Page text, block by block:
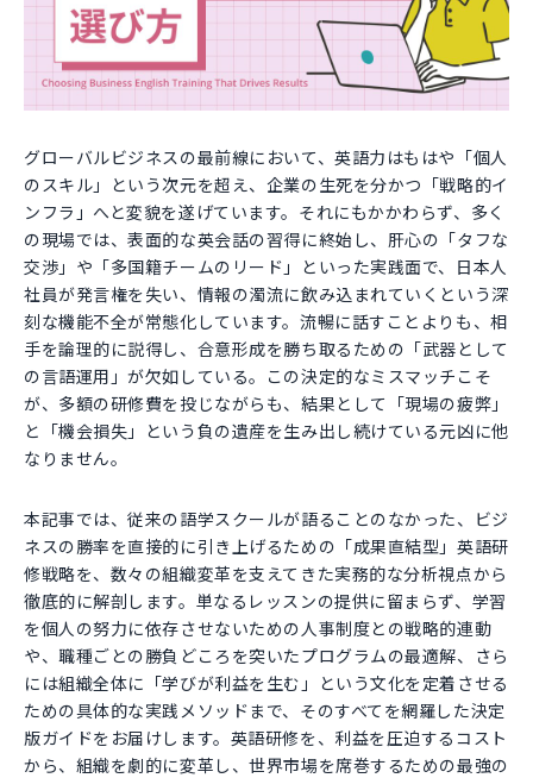
グローバルビジネスの最前線において、英語力はもはや「個人
のスキル」という次元を超え、企業の生死を分かつ「戦略的イ
ンフラ」へと変貌を遂げています。それにもかかわらず、多く
の現場では、表面的な英会話の習得に終始し、肝心の「タフな
交渉」や「多国籍チームのリード」といった実践面で、日本人
社員が発言権を失い、情報の濁流に飲み込まれていくという深
刻な機能不全が常態化しています。流暢に話すことよりも、相
手を論理的に説得し、合意形成を勝ち取るための「武器として
の言語運用」が欠如している。この決定的なミスマッチこそ
が、多額の研修費を投じながらも、結果として「現場の疲弊」
と「機会損失」という負の遺産を生み出し続けている元凶に他
なりません。
本記事では、従来の語学スクールが語ることのなかった、ビジ
ネスの勝率を直接的に引き上げるための「成果直結型」英語研
修戦略を、数々の組織変革を支えてきた実務的な分析視点から
徹底的に解剖します。単なるレッスンの提供に留まらず、学習
を個人の努力に依存させないための人事制度との戦略的連動
や、職種ごとの勝負どころを突いたプログラムの最適解、さら
には組織全体に「学びが利益を生む」という文化を定着させる
ための具体的な実践メソッドまで、そのすべてを網羅した決定
版ガイドをお届けします。英語研修を、利益を圧迫するコスト
から、組織を劇的に変革し、世界市場を席巻するための最強の